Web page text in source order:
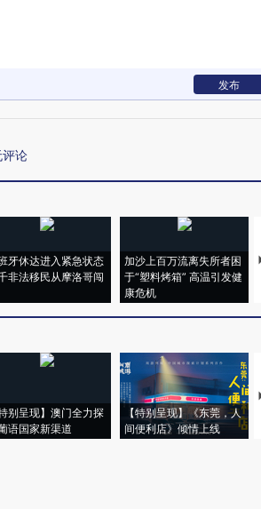
发布
论
牙休达进入紧急状态
非法移民从摩洛哥闯
加沙上百万流离失所者困
于“塑料烤箱” 高温引发健
康危机
特别呈现】澳门全力探
语国家新渠道
【特别呈现】《东莞，人
间便利店》倾情上线